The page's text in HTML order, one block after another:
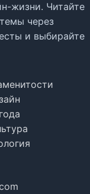
жизни. Читайте
через
и выбирайте